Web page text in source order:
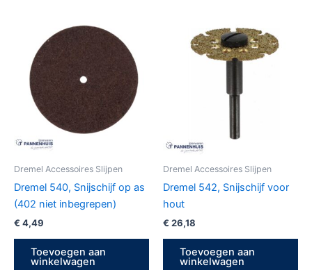
Dremel Accessoires Slijpen
Dremel 540, Snijschijf op as
(402 niet inbegrepen)
€ 4,49
Toevoegen aan
winkelwagen
Dremel Accessoires Slijpen
Dremel 542, Snijschijf voor
hout
€ 26,18
Toevoegen aan
winkelwagen